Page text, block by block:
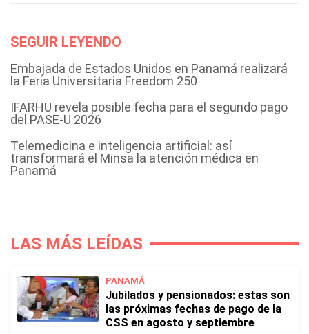
SEGUIR LEYENDO
Embajada de Estados Unidos en Panamá realizará
la Feria Universitaria Freedom 250
IFARHU revela posible fecha para el segundo pago
del PASE-U 2026
Telemedicina e inteligencia artificial: así
transformará el Minsa la atención médica en
Panamá
LAS MÁS LEÍDAS
PANAMÁ
Jubilados y pensionados: estas son
las próximas fechas de pago de la
CSS en agosto y septiembre